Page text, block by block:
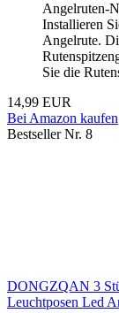
Angelruten-
Installieren
Angelrute.
Sie die
14,99 EUR
Bei Amazon kaufen
Bestseller Nr. 8
DONGZQAN 3
Leuchtposen Led